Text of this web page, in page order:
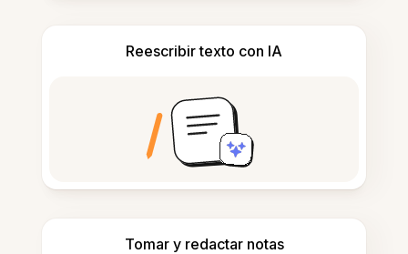
Reescribir texto con IA
Tomar y redactar notas